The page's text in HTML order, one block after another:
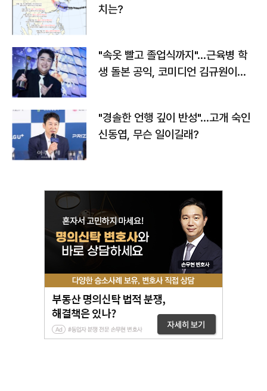
치는?
"속옷 빨고 졸업식까지"…근육병 학
생 돌본 공익, 코미디언 김규원이었
"경솔한 언행 깊이 반성"…고개 숙인
신동엽, 무슨 일이길래?